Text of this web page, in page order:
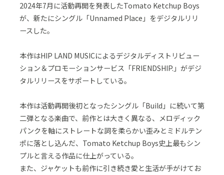
2024年7月に活動再開を発表したTomato Ketchup Boys
が、新たにシングル「Unnamed Place」をデジタルリリ
ースした。
本作はHIP LAND MUSICによるデジタルディストリビュー
ション＆プロモーションサービス「FRIENDSHIP.」がデジ
タルリリースをサポートしている。
本作は活動再開後初となったシングル「Build」に続いて第
二弾となる楽曲で、前作とは大きく異なる、メロディック
パンクを軸にストレートな詞を柔らかい歪みとミドルテン
ポに落とし込んだ、Tomato Ketchup Boys史上最もシン
プルと言える作品に仕上がっている。
また、ジャケットも前作に引き続き愛と生活が手がけてお